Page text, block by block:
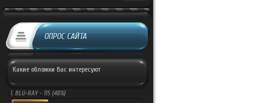
ОПРОС САЙТА
Какие обложки Вас интересуют
1. BLU-RAY - 115 (48%)